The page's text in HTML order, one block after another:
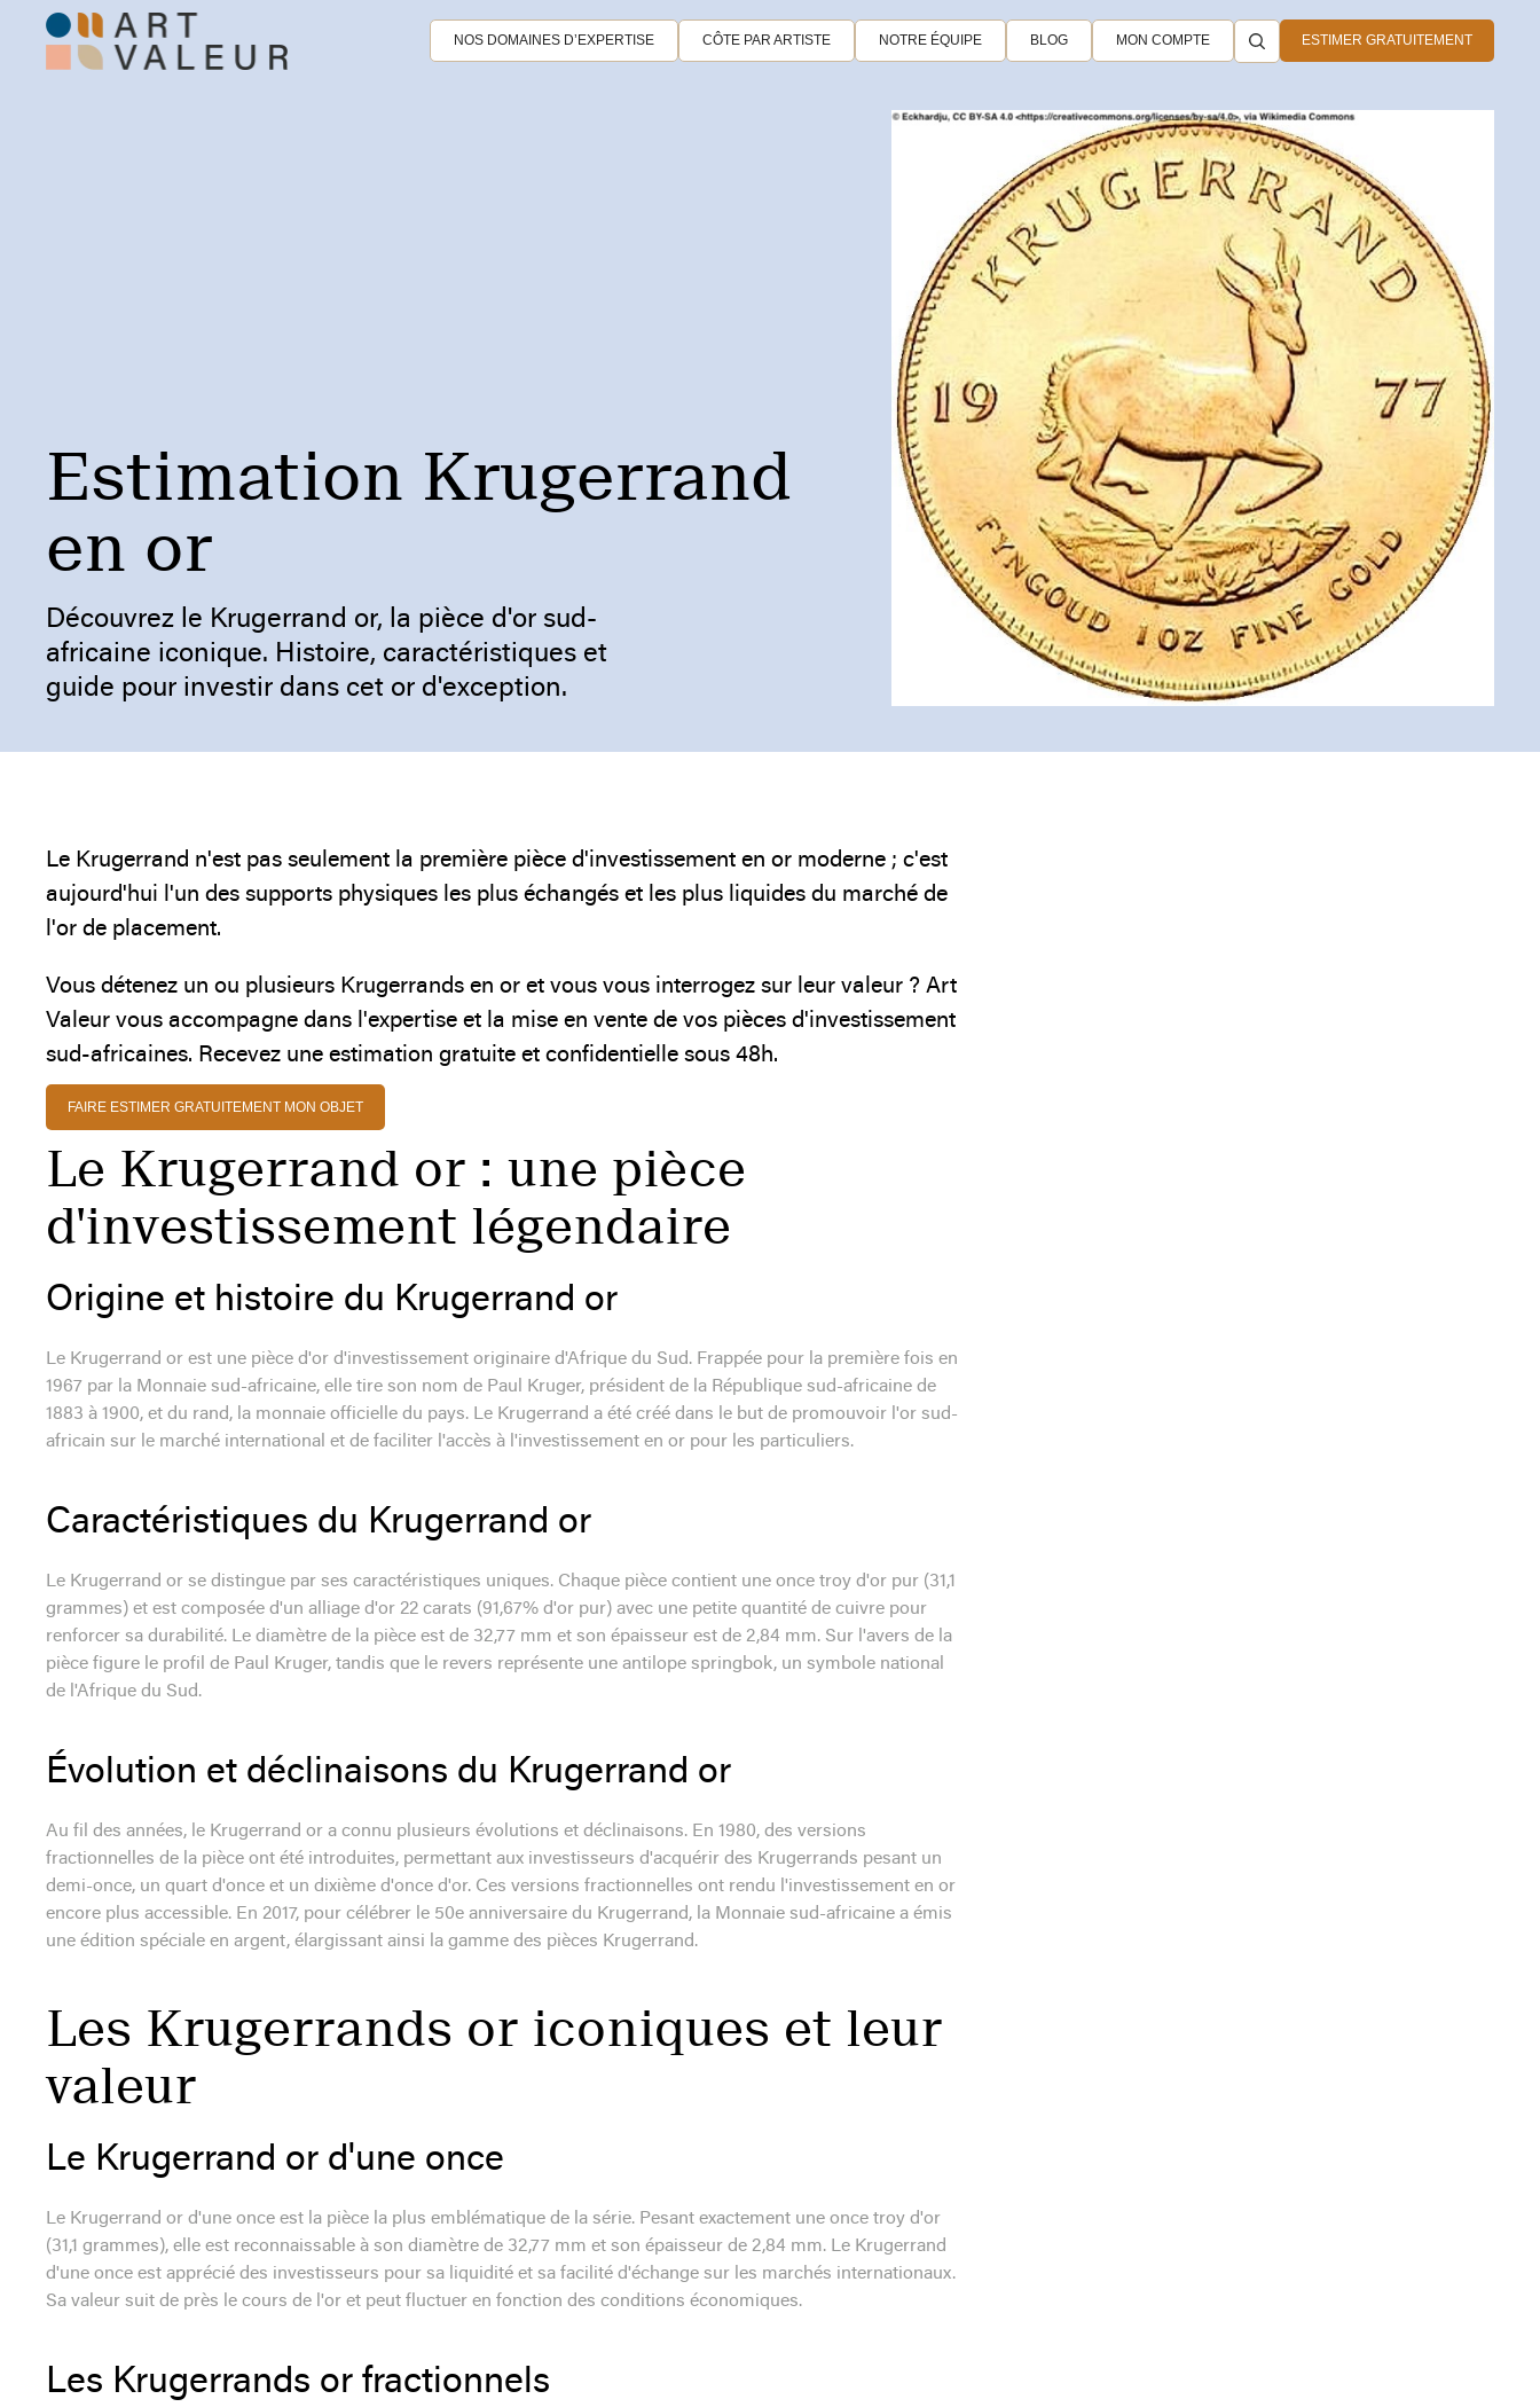
NOS DOMAINES D’EXPERTISE CÔTE PAR ARTISTE NOTRE ÉQUIPE BLOG MON COMPTE ESTIMER GRATUITEMENT
Estimation Krugerrand
en or
Découvrez le Krugerrand or, la pièce d'or sud-
africaine iconique. Histoire, caractéristiques et
guide pour investir dans cet or d'exception.
Le Krugerrand n'est pas seulement la première pièce d'investissement en or moderne ; c'est
aujourd'hui l'un des supports physiques les plus échangés et les plus liquides du marché de
l'or de placement.
Vous détenez un ou plusieurs Krugerrands en or et vous vous interrogez sur leur valeur ? Art
Valeur vous accompagne dans l'expertise et la mise en vente de vos pièces d'investissement
sud-africaines. Recevez une estimation gratuite et confidentielle sous 48h.
FAIRE ESTIMER GRATUITEMENT MON OBJET
Le Krugerrand or : une pièce
d'investissement légendaire
Origine et histoire du Krugerrand or
Le Krugerrand or est une pièce d'or d'investissement originaire d'Afrique du Sud. Frappée pour la première fois en
1967 par la Monnaie sud-africaine, elle tire son nom de Paul Kruger, président de la République sud-africaine de
1883 à 1900, et du rand, la monnaie officielle du pays. Le Krugerrand a été créé dans le but de promouvoir l'or sud-
africain sur le marché international et de faciliter l'accès à l'investissement en or pour les particuliers.
Caractéristiques du Krugerrand or
Le Krugerrand or se distingue par ses caractéristiques uniques. Chaque pièce contient une once troy d'or pur (31,1
grammes) et est composée d'un alliage d'or 22 carats (91,67% d'or pur) avec une petite quantité de cuivre pour
renforcer sa durabilité. Le diamètre de la pièce est de 32,77 mm et son épaisseur est de 2,84 mm. Sur l'avers de la
pièce figure le profil de Paul Kruger, tandis que le revers représente une antilope springbok, un symbole national
de l'Afrique du Sud.
Évolution et déclinaisons du Krugerrand or
Au fil des années, le Krugerrand or a connu plusieurs évolutions et déclinaisons. En 1980, des versions
fractionnelles de la pièce ont été introduites, permettant aux investisseurs d'acquérir des Krugerrands pesant un
demi-once, un quart d'once et un dixième d'once d'or. Ces versions fractionnelles ont rendu l'investissement en or
encore plus accessible. En 2017, pour célébrer le 50e anniversaire du Krugerrand, la Monnaie sud-africaine a émis
une édition spéciale en argent, élargissant ainsi la gamme des pièces Krugerrand.
Les Krugerrands or iconiques et leur
valeur
Le Krugerrand or d'une once
Le Krugerrand or d'une once est la pièce la plus emblématique de la série. Pesant exactement une once troy d'or
(31,1 grammes), elle est reconnaissable à son diamètre de 32,77 mm et son épaisseur de 2,84 mm. Le Krugerrand
d'une once est apprécié des investisseurs pour sa liquidité et sa facilité d'échange sur les marchés internationaux.
Sa valeur suit de près le cours de l'or et peut fluctuer en fonction des conditions économiques.
Les Krugerrands or fractionnels